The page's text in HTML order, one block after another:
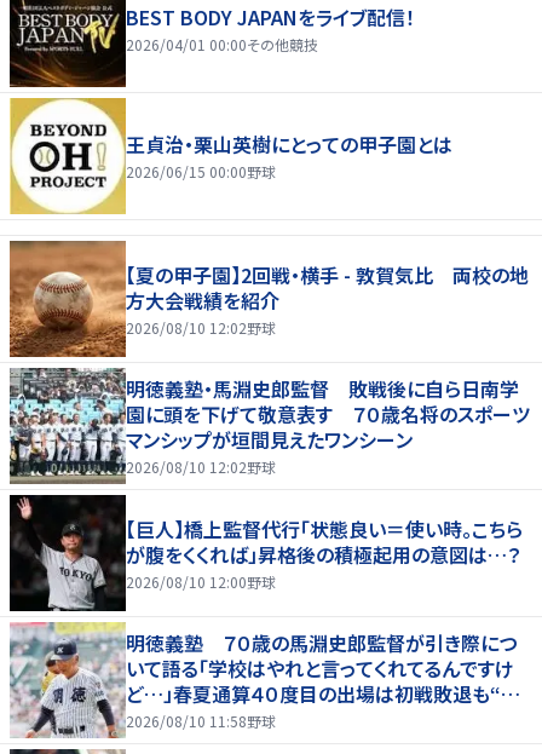
BEST BODY JAPANをライブ配信！
2026/04/01 00:00その他競技
王貞治・栗山英樹にとっての甲子園とは
2026/06/15 00:00野球
【夏の甲子園】2回戦・横手 - 敦賀気比 両校の地
方大会戦績を紹介
2026/08/10 12:02野球
明徳義塾・馬淵史郎監督 敗戦後に自ら日南学
園に頭を下げて敬意表す ７０歳名将のスポーツ
マンシップが垣間見えたワンシーン
2026/08/10 12:02野球
【巨人】橋上監督代行「状態良い＝使い時。こちら
が腹をくくれば」昇格後の積極起用の意図は…？
2026/08/10 12:00野球
明徳義塾 ７０歳の馬淵史郎監督が引き際につ
いて語る「学校はやれと言ってくれてるんですけ
ど…」春夏通算４０度目の出場は初戦敗退も“馬
淵節”炸裂
2026/08/10 11:58野球